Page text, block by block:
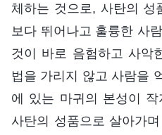
체하는 것으로, 사탄의 성
보다 뛰어나고 훌륭한 사
것이 바로 음험하고 사악
법을 가리지 않고 사람을
에 있는 마귀의 본성이
사탄의 성품으로 살아가